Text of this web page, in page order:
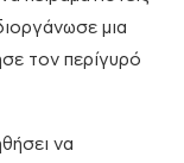
μια
τον περίγυρό
να